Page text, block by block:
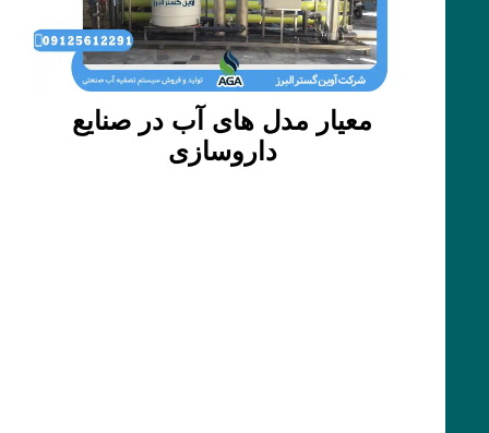
معیار مدل های آب در صنایع
داروسازی